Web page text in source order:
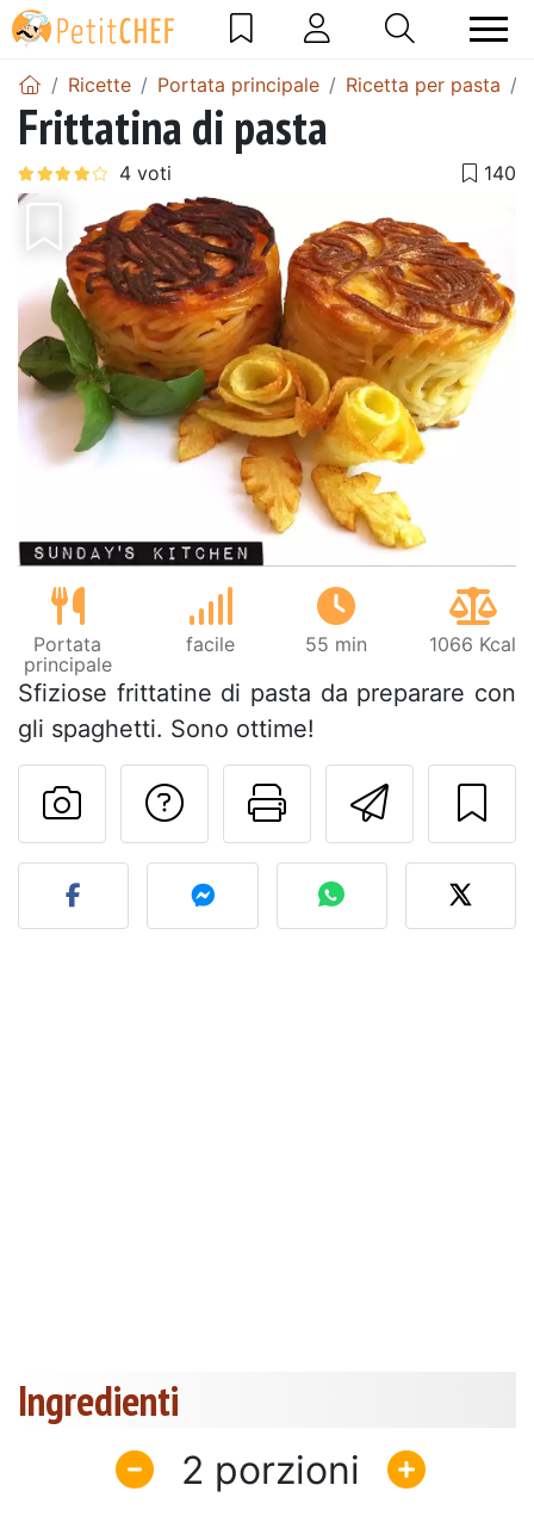
Ricette Portata principale Ricetta per pasta
Frittatina di pasta
Portata
principale
facile 55 min 1066 Kcal
Sfiziose frittatine di pasta da preparare con
gli spaghetti. Sono ottime!
Invia
Stampa la
Contatta l'autore
Pubblica la foto di
Ingredienti
2